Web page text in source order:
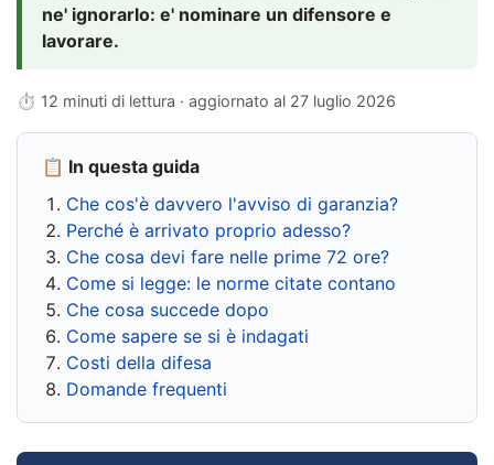
ne' ignorarlo: e' nominare un difensore e
lavorare.
⏱ 12 minuti di lettura · aggiornato al 27 luglio 2026
📋 In questa guida
Che cos'è davvero l'avviso di garanzia?
Perché è arrivato proprio adesso?
Che cosa devi fare nelle prime 72 ore?
Come si legge: le norme citate contano
Che cosa succede dopo
Come sapere se si è indagati
Costi della difesa
Domande frequenti